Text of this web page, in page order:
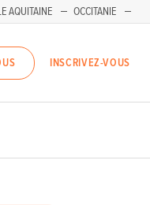
AQUITAINE
OCCITANIE
INSCRIVEZ-VOUS